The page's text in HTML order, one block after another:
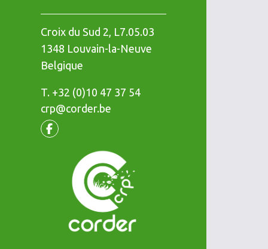
Croix du Sud 2, L7.05.03
1348 Louvain-la-Neuve
Belgique
T. Téléphone
+32 (0)10 47 37 54
crp@corder.be
Facebook